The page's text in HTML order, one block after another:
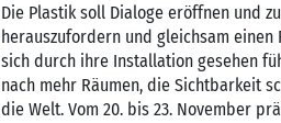
Die Plastik soll Dialoge eröffnen und
herauszufordern und gleichsam
sich durch ihre Installation gesehen
nach mehr Räumen, die Sichtbarkeit
die Welt. Vom 20. bis 23. November